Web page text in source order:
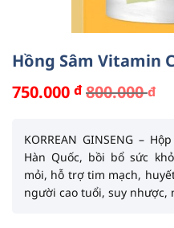
Hồng Sâm Vitamin C
800.000đ
Giá
800.000 đ.
750.000 đ
Giá
là:
750.000 đ.
KORREAN GINSENG –
Hàn Quốc, bồi bổ sức
mỏi, hỗ trợ tim mạch,
người cao tuổi, suy nhược,